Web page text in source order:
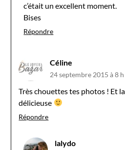
c’était un excellent moment.
Bises
Répondre
Céline
24 septembre 2015 à 8
Très chouettes tes photos ! Et
délicieuse
Répondre
lalydo